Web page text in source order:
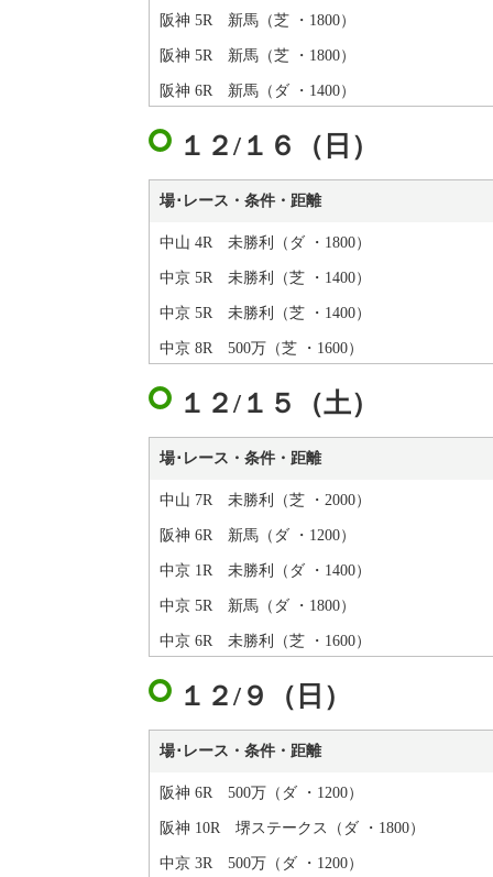
阪神 5R 新馬（芝 ・1800）
阪神 5R 新馬（芝 ・1800）
阪神 6R 新馬（ダ ・1400）
１２/１６（日）
場･レース・条件・距離
中山 4R 未勝利（ダ ・1800）
中京 5R 未勝利（芝 ・1400）
中京 5R 未勝利（芝 ・1400）
中京 8R 500万（芝 ・1600）
１２/１５（土）
場･レース・条件・距離
中山 7R 未勝利（芝 ・2000）
阪神 6R 新馬（ダ ・1200）
中京 1R 未勝利（ダ ・1400）
中京 5R 新馬（ダ ・1800）
中京 6R 未勝利（芝 ・1600）
１２/９（日）
場･レース・条件・距離
阪神 6R 500万（ダ ・1200）
阪神 10R 堺ステークス（ダ ・1800）
中京 3R 500万（ダ ・1200）